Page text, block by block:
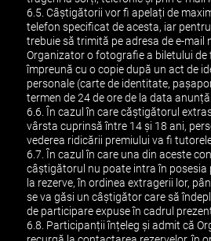
6.5. Câștigătorii vor fi apelați de
telefon specificat de acesta, iar
trebuie să trimită pe adresa de e-mail
Organizator o fotografie a biletului de
împreună cu o copie după un act de
personale (carte de identitate,
termen de 24 de ore de la data
6.6. În cazul în care căștigătorul
vârsta cuprinsă între 14 și 18 ani,
vederea ridicării premiului va fi
6.7. În cazul în care una din aceste
câștigătorul nu poate intra în posesia
la rezerve, în ordinea extragerii lor,
se va găsi un câștigător care să
de participare expuse în cadrul
6.8. Participanții înțeleg și admit că